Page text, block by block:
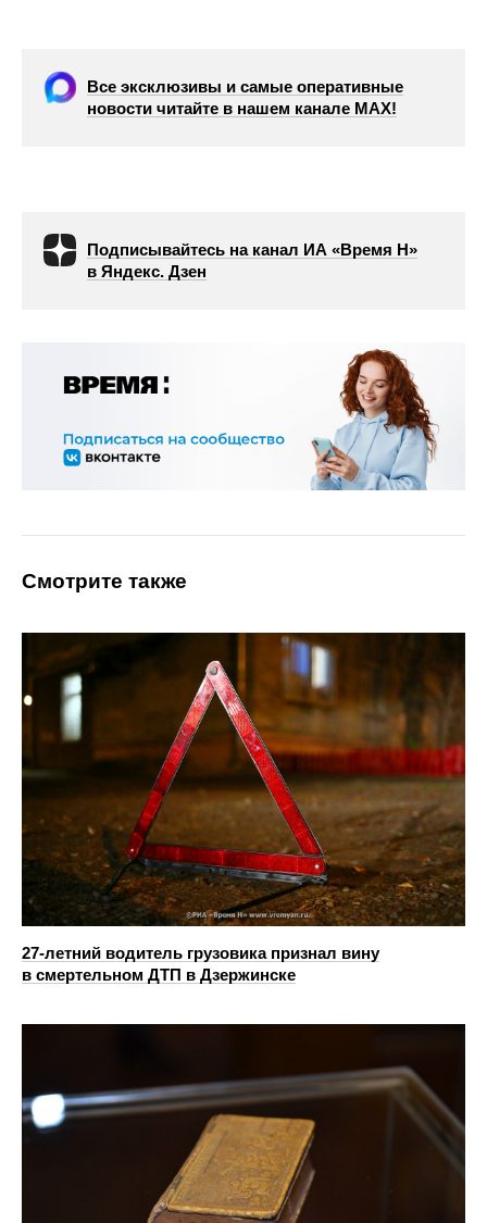
Все эксклюзивы и самые оперативные
новости читайте в нашем канале МАХ!
Подписывайтесь на канал ИА «Время Н»
в Яндекс. Дзен
Смотрите также
27-летний водитель грузовика признал вину
в смертельном ДТП в Дзержинске